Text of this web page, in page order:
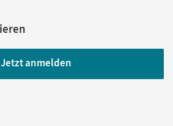
Jetzt anmelden